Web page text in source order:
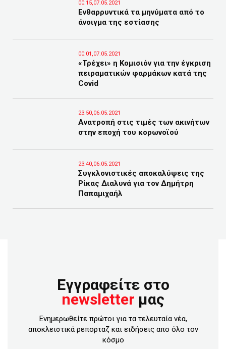
00:15,07.05.2021
Ενθαρρυντικά τα μηνύματα από το
άνοιγμα της εστίασης
00:01,07.05.2021
«Τρέχει» η Κομισιόν για την έγκριση
πειραματικών φαρμάκων κατά της
Covid
23:50,06.05.2021
Ανατροπή στις τιμές των ακινήτων
στην εποχή του κορωνοϊού
23:40,06.05.2021
Συγκλονιστικές αποκαλύψεις της
Ρίκας Διαλυνά για τον Δημήτρη
Παπαμιχαήλ
Εγγραφείτε στο
newsletter μας
Ενημερωθείτε πρώτοι για τα τελευταία νέα,
αποκλειστικά ρεπορταζ και ειδήσεις απο όλο τον
κόσμο